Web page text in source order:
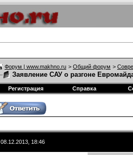
Форум | www.makhno.ru > Общий форум >
Заявление САУ о разгоне
Регистрация Справка
08.12.2013, 18:46